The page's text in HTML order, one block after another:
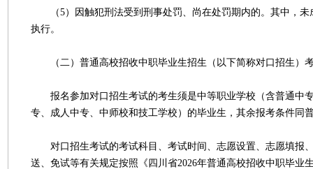
（5）因触犯刑法受到刑事处罚、尚在处罚期内的。其中，未
执行。
（二）普通高校招收中职毕业生招生（以下简称对口招生）
报名参加对口招生考试的考生须是中等职业学校（含普通中
专、成人中专、中师校和技工学校）的毕业生，其余报考条件同
对口招生考试的考试科目、考试时间、志愿设置、志愿填报
送、免试等有关规定按照《四川省2026年普通高校招收中职毕业